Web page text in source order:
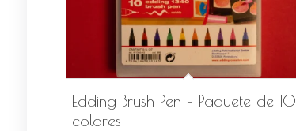
Edding Brush Pen – Paquete de 10
colores